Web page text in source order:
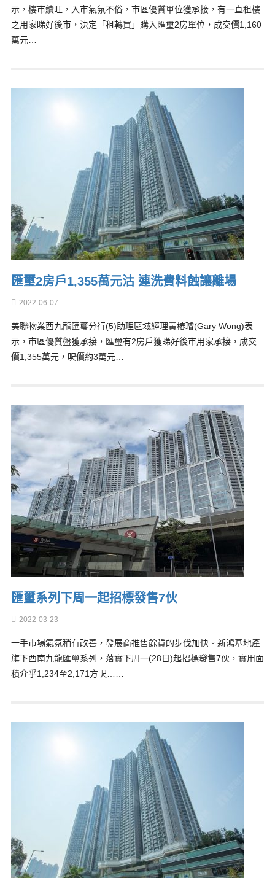
示，樓市續旺，入市氣氛不俗，市區優質單位獲承接，有一直租樓
之用家睇好後市，決定「租轉買」購入匯璽2房單位，成交價1,160
萬元…
匯璽2房戶1,355萬元沽 連洗費料蝕讓離場
2022-06-07
美聯物業西九龍匯璽分行(5)助理區域經理黃椿璿(Gary Wong)表
示，市區優質盤獲承接，匯璽有2房戶獲睇好後市用家承接，成交
價1,355萬元，呎價約3萬元…
匯璽系列下周一起招標發售7伙
2022-03-23
一手市場氣氛稍有改善，發展商推售餘貨的步伐加快。新鴻基地產
旗下西南九龍匯璽系列，落實下周一(28日)起招標發售7伙，實用面
積介乎1,234至2,171方呎……